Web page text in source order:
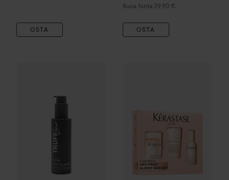
OSTA
Suos. hinta 29,90 €
Suositeltu hinta 29,90 €
OSTA